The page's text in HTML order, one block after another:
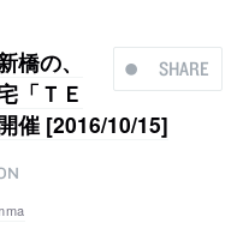
SHARE
橋の、
「ＴＥ
催 [2016/10/15]